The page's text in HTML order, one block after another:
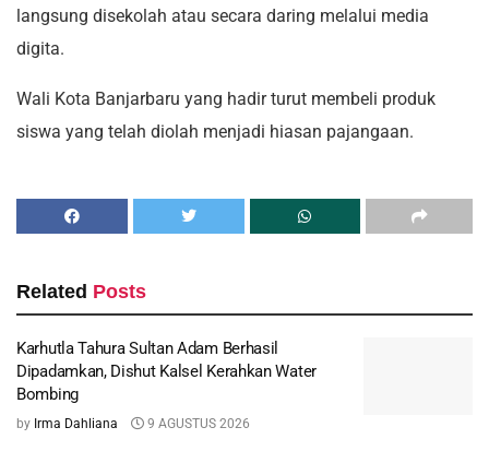
langsung disekolah atau secara daring melalui media
digita.
Wali Kota Banjarbaru yang hadir turut membeli produk
siswa yang telah diolah menjadi hiasan pajangaan.
Related Posts
Karhutla Tahura Sultan Adam Berhasil
Dipadamkan, Dishut Kalsel Kerahkan Water
Bombing
by Irma Dahliana 9 AGUSTUS 2026